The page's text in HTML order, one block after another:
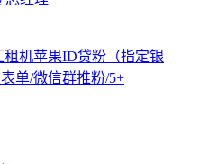
机苹果ID贷粉（指定银
单/微信群推粉/5+